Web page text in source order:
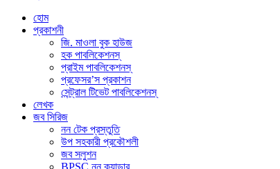
হোম
প্রকাশনী
জি. মাওলা বুক হাউজ
হক পাবলিকেশনস্
প্রাইম পাবলিকেশনস্
প্রফেসর’স প্রকাশন
সেন্ট্রাল টিভেট পাবলিকেশনস্
লেখক
জব সিরিজ
নন টেক প্রস্তুতি
উপ সহকারী প্রকৌশলী
জব সলুশন
BPSC নন ক্যাডার